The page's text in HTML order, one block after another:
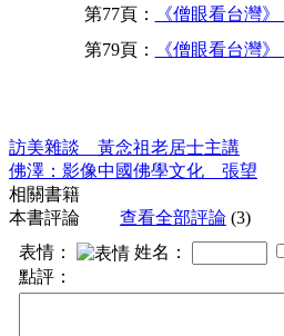
第77頁：
《僧眼看台灣
第79頁：
《僧眼看台灣
訪美雜談 黃念祖老居士主講
佛澤：影像中國佛學文化 張望
相關書籍
本書評論
查看全部評論 (3)
表情：
姓名：
點評：